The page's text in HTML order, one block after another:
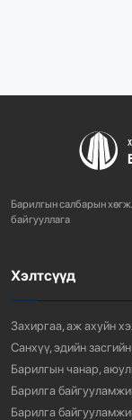
Барилгын салбарын
байгууллага
Хэлтсүүд
Захиргаа, аж ахуйн
Санхүү, эдийн
Барилгын чанар,
Барилга
Барилга